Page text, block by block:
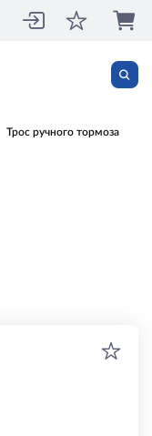
Трос ручного тормоза